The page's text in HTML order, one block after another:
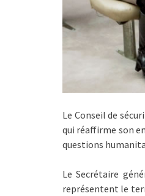
Le Conseil de
qui réaffirme son
questions
Le Secrétaire
représentent le